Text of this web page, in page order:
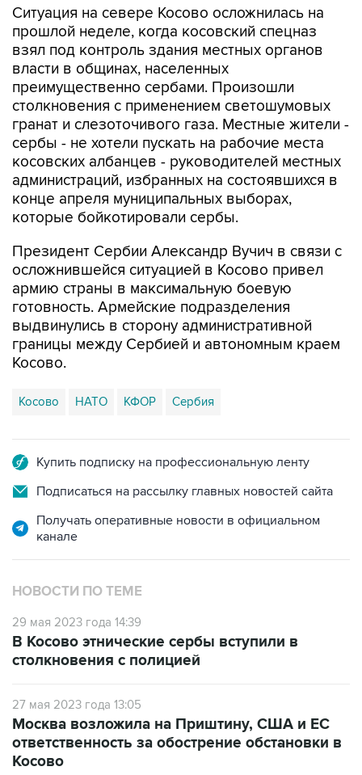
взял под контроль здания местных органов
власти в общинах, населенных
преимущественно сербами. Произошли
столкновения с применением светошумовых
гранат и слезоточивого газа. Местные жители -
сербы - не хотели пускать на рабочие места
косовских албанцев - руководителей местных
администраций, избранных на состоявшихся в
конце апреля муниципальных выборах,
которые бойкотировали сербы.
Президент Сербии Александр Вучич в связи с
армию страны в максимальную боевую
готовность. Армейские подразделения
выдвинулись в сторону административной
границы между Сербией и автономным краем
Косово.
Косово
Подписаться на рассылку главных новостей сайта
Получать оперативные новости в официальном
НОВОСТИ ПО ТЕМЕ
29 мая 2023 года 14:39
столкновения с полицией
ответственность за обострение обстановки в
Косово